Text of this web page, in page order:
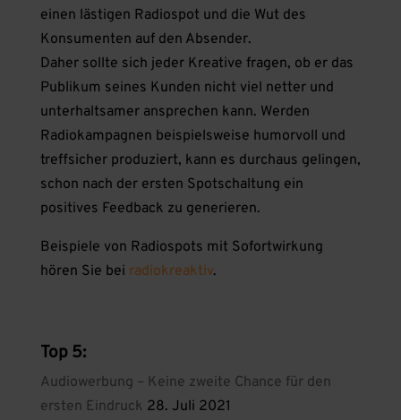
einen lästigen Radiospot und die Wut des
Konsumenten auf den Absender.
Daher sollte sich jeder Kreative fragen, ob er das
Publikum seines Kunden nicht viel netter und
unterhaltsamer ansprechen kann. Werden
Radiokampagnen beispielsweise humorvoll und
treffsicher produziert, kann es durchaus gelingen,
schon nach der ersten Spotschaltung ein
positives Feedback zu generieren.
Beispiele von Radiospots mit Sofortwirkung
hören Sie bei radiokreaktiv.
Top 5:
Audiowerbung – Keine zweite Chance für den
ersten Eindruck 28. Juli 2021